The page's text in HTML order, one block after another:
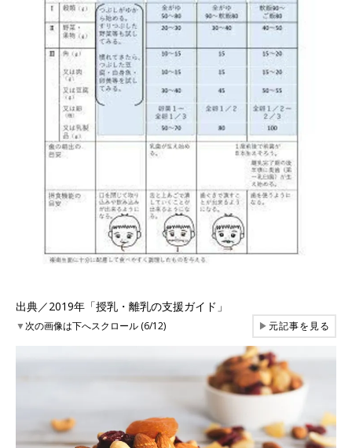
出典／2019年「授乳・離乳の支援ガイド」
▼次の画像は下へスクロール (6/12) ▶元記事を見る